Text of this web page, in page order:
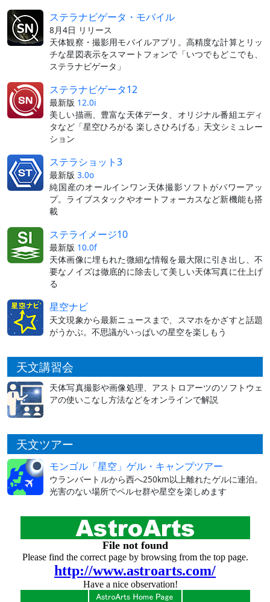
ステラナビゲータ・モバイル
8月4日 リリース
天体観察・撮影用モバイルアプリ。高精度な計算とリッ
チな星図表示をスマートフォンで「いつでもどこでも、
ステラナビゲータ」
ステラナビゲータ12
最新版 12.0i
美しい描画、豊富な天体データ、オリジナル番組エディ
タなど「星空ひろがる 楽しさひろげる」天文シミュレー
ション
ステラショット3
最新版 3.0o
純国産のオールインワン天体撮影ソフトがパワーアッ
プ。ライブスタックやオートフォーカスなど新機能も搭
載
ステライメージ10
最新版 10.0f
天体画像に埋もれた微細な情報を最大限に引き出し、不
要なノイズは徹底的に除去して美しい天体写真に仕上げ
る
星空ナビ
天文現象から最新ニュースまで、スマホをかざすと話題
がうかぶ。不思議がいっぱいの星空を楽しもう
天文講習会
天体写真撮影や画像処理、アストロアーツのソフトウェ
アの使いこなし方法などをオンラインで解説
天文ツアー
モンゴル「星空」ゲル・キャンプツアー
ウランバートルから西へ250km以上離れたゲルに連泊。
光害のない場所でペルセ群や星空を楽しめます